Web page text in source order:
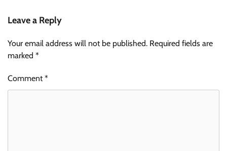
Leave a Reply
Your email address will not be published. Required fields are
marked *
Comment*